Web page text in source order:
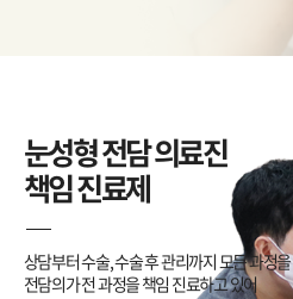
눈성형 전담 의료진
책임 진료제
상담부터 수술, 수술 후 관리까지 모든 과정을
전담의가 전 과정을 책임 진료하고 있어